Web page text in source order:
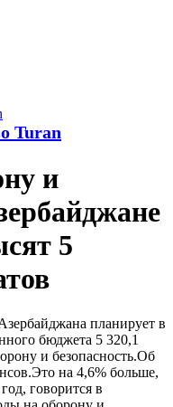
Turan
и
5
планирует в
бюджета 5 320,1
и безопасность.Об
на 4,6% больше,
говорится в